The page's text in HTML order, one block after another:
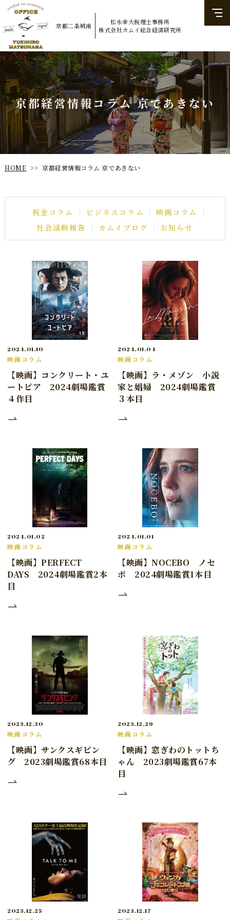
京都二条城南 松永幸大税理士事務所
​​​​​​​株式会社カムイ総合経済研究所
京都経営情報コラム 京であきない
HOME >> 京都経営情報コラム 京であきない
税金コラム ビジネスコラム 映画コラム
社会活動報告 カムイブログ お知らせ
2024.01.10
映画コラム
【映画】コンクリート・ユ
ートピア 2024劇場鑑賞
４作目
2024.01.04
映画コラム
【映画】ラ・メゾン 小説
家と娼婦 2024劇場鑑賞
３本目
2024.01.02
映画コラム
【映画】PERFECT
DAYS 2024劇場鑑賞2本
目
2024.01.01
映画コラム
【映画】NOCEBO ノセ
ボ 2024劇場鑑賞1本目
2023.12.30
映画コラム
【映画】サンクスギビン
グ 2023劇場鑑賞68本目
2023.12.29
映画コラム
【映画】窓ぎわのトットち
ゃん 2023劇場鑑賞67本
目
2023.12.25 2023.12.17